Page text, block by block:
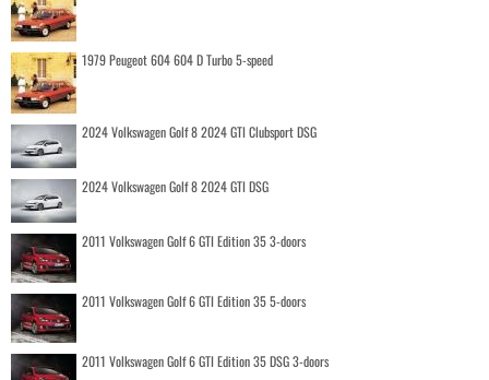
1979 Peugeot 604 604 D Turbo 5-speed
2024 Volkswagen Golf 8 2024 GTI Clubsport DSG
2024 Volkswagen Golf 8 2024 GTI DSG
2011 Volkswagen Golf 6 GTI Edition 35 3-doors
2011 Volkswagen Golf 6 GTI Edition 35 5-doors
2011 Volkswagen Golf 6 GTI Edition 35 DSG 3-doors